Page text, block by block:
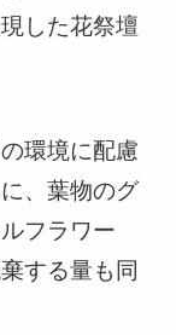
した花祭壇
環境に配慮
、葉物のグ
フラワー
する量も同